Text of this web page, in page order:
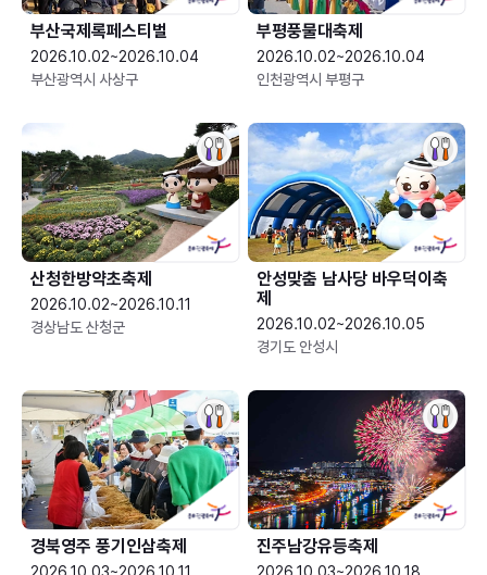
부산국제록페스티벌
2026.10.02~2026.10.04
부산광역시 사상구
부평풍물대축제
2026.10.02~2026.10.04
인천광역시 부평구
산청한방약초축제
2026.10.02~2026.10.11
경상남도 산청군
안성맞춤 남사당 바우덕이축
제
2026.10.02~2026.10.05
경기도 안성시
경북영주 풍기인삼축제 진주남강유등축제